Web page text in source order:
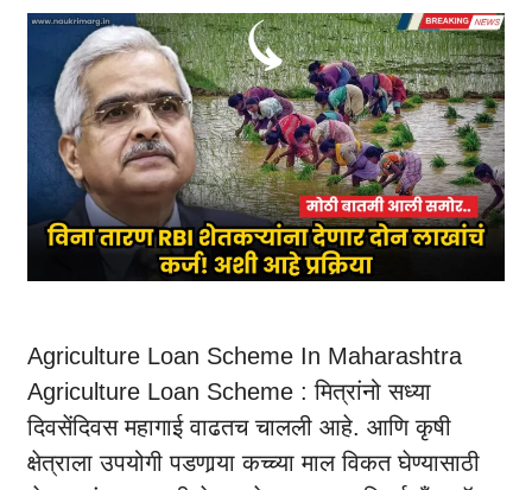
Agriculture Loan Scheme In Maharashtra
Agriculture Loan Scheme : मित्रांनो सध्या
दिवसेंदिवस महागाई वाढतच चालली आहे. आणि कृषी
क्षेत्राला उपयोगी पडणार्‍या कच्च्या माल विकत घेण्यासाठी